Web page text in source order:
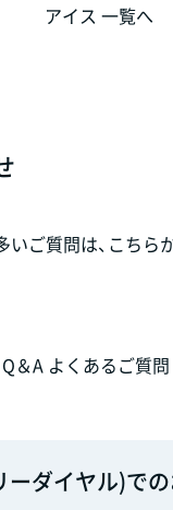
アイス 一覧へ
いご質問は、こちら
Q＆A よくあるご質問
ーダイヤル)で